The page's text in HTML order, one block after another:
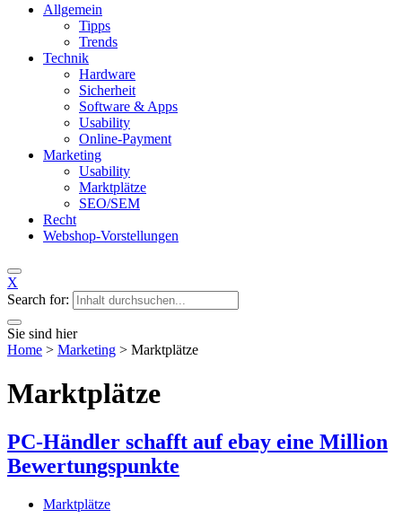
Allgemein
Tipps
Trends
Technik
Hardware
Sicherheit
Software & Apps
Usability
Online-Payment
Marketing
Usability
Marktplätze
SEO/SEM
Recht
Webshop-Vorstellungen
X
Search for:
Sie sind hier
Home > Marketing > Marktplätze
Marktplätze
PC-Händler schafft auf ebay eine Million
Bewertungspunkte
Marktplätze